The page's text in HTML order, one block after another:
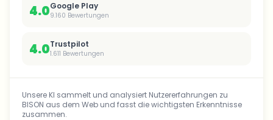
4.0Google Play
9.160 Bewertungen
4.0Trustpilot
1.611 Bewertungen
Unsere KI sammelt und analysiert Nutzererfahrungen zu
BISON aus dem Web und fasst die wichtigsten Erkenntnisse
zusammen.